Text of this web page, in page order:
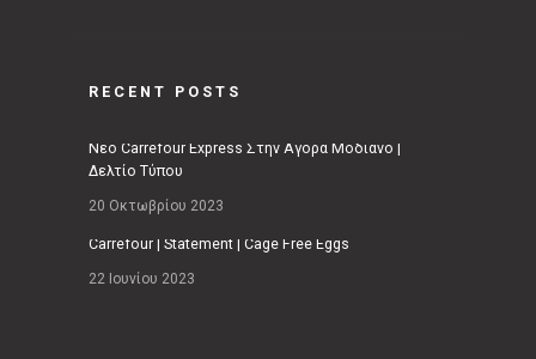
RECENT POSTS
Νέο Carrefour Express Στην Αγορά Μοδιάνο |
Δελτίο Τύπου
20 Οκτωβρίου 2023
Carrefour | Statement | Cage Free Eggs
22 Ιουνίου 2023